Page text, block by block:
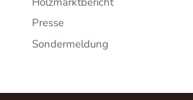
Presse
Sondermeldung